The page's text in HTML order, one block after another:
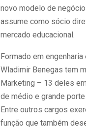
novo modelo de
assume como sócio
mercado educacional.
Formado em
Wladimir Benegas tem
Marketing – 13 deles
de médio e grande
Entre outros cargos
função que também